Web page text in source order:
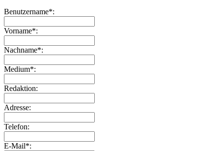
Benutzername*:
Vorname*:
Nachname*:
Medium*:
Redaktion:
Adresse:
Telefon:
E-Mail*: